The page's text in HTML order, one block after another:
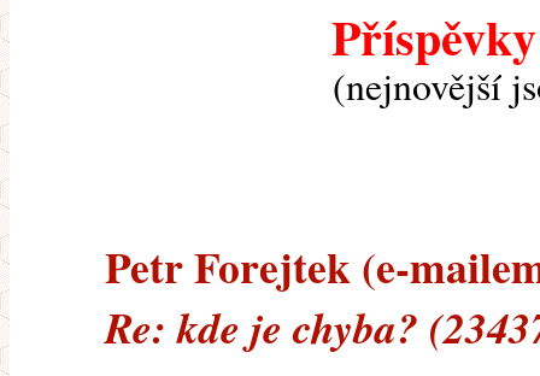
(nejnovější
Petr Forejtek (e-
Re: kde je chyba?